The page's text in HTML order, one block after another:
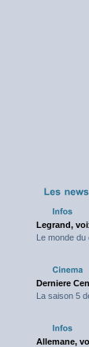
Legrand,
Le monde du
Derniere
La saison 5
Allemane,